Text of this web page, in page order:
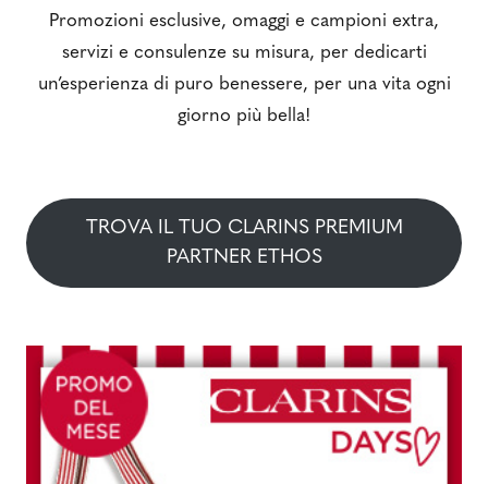
Promozioni esclusive, omaggi e campioni extra,
servizi e consulenze su misura, per dedicarti
un’esperienza di puro benessere, per una vita ogni
giorno più bella!
TROVA IL TUO CLARINS PREMIUM
PARTNER ETHOS